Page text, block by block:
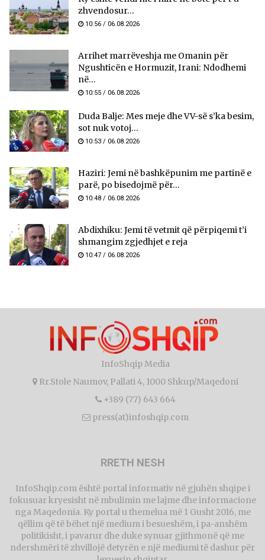
zhvendosur...
10:56 / 06.08.2026
Arrihet marrëveshja me Omanin për
Ngushticën e Hormuzit, Irani: Ndodhemi
në...
10:55 / 06.08.2026
Duda Balje: Mes meje dhe VV-së s’ka besim,
sot nuk votoj...
10:53 / 06.08.2026
Haziri: Jemi në bashkëpunim me partinë e
parë, po bisedojmë për...
10:48 / 06.08.2026
Abdixhiku: Jemi të vetmit që përpiqemi t’i
shmangim zgjedhjet e reja
10:47 / 06.08.2026
InfoShqip Media
Rr.Stole Naumov, Pallati 4, 1000 Shkup/Maqedoni
+389 (77) 643 664
press(at)infoshqip.com
RRETH NESH
InfoShqip.com është portal informativ në gjuhën shqipe i
fokusuar kryesisht në mbulimin me lajme dhe informacione
nga Maqedonia. Ky portal u themelua më 1 Gusht 2016, me
qëllim që të bëhet një medium i besueshëm, i pa-anshëm
politikisht, i pavarur dhe duke synuar gjithmonë që me
ndershmëri të zhvillojë detyrën e një mediumi të dashur për